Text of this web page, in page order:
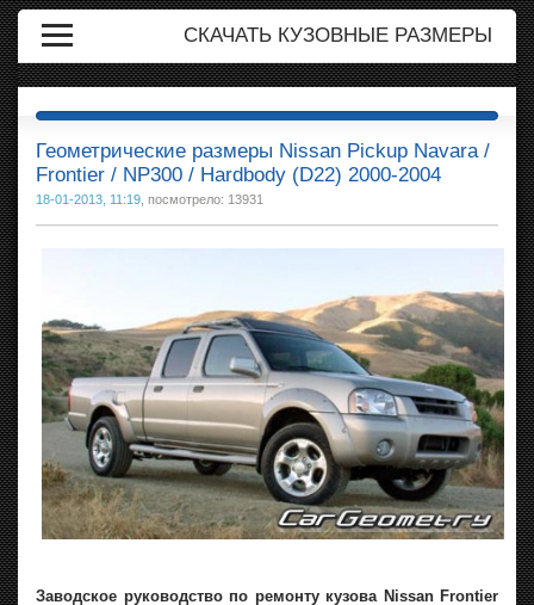
СКАЧАТЬ КУЗОВНЫЕ РАЗМЕРЫ
Геометрические размеры Nissan Pickup Navara /
Frontier / NP300 / Hardbody (D22) 2000-2004
18-01-2013, 11:19 , посмотрело: 13931
Заводское руководство по ремонту кузова Nissan Frontier